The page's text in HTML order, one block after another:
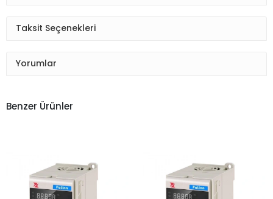
Taksit Seçenekleri
Yorumlar
Benzer Ürünler